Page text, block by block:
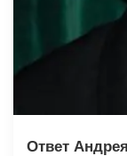
Ответ